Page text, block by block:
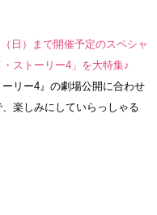
日）まで開催予定のスペシャ
ストーリー4」を大特集♪
リー4』の劇場公開に合わせ
楽しみにしていらっしゃる